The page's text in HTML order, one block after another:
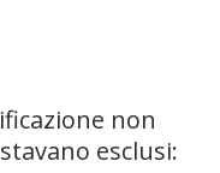
non
esclusi: